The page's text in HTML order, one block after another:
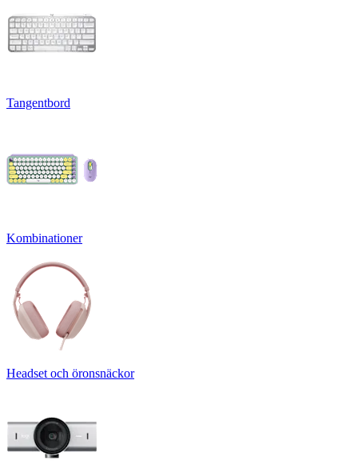
Tangentbord
Kombinationer
Headset och öronsnäckor